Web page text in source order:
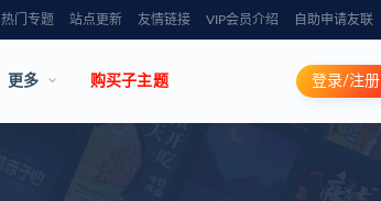
热门专题 站点更新 友情链接 VIP会员介绍 自助申请友联
更多 购买子主题 登录/注册